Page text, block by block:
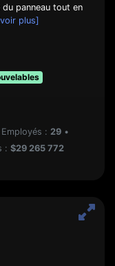
panneau tout en
plus]
Employés : 29 •
: $29 265 772